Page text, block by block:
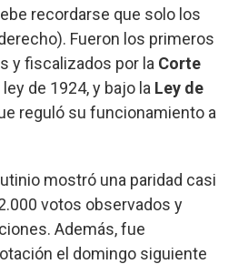
recordarse que solo los
Fueron los primeros
y fiscalizados por la Corte
de 1924, y bajo la Ley de
reguló su funcionamiento a
mostró una paridad casi
votos observados y
Además, fue
el domingo siguiente